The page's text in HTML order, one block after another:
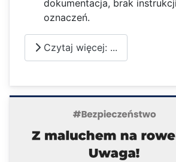
dokumentacja, brak
oznaczeń.
Czytaj więcej: ...